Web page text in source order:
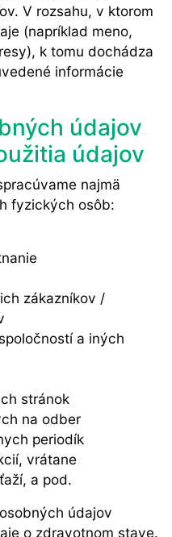
V rozsahu, v ktorom
(napríklad meno,
k tomu dochádza
informácie
údajov
údajov
najmä
fyzických osôb:
zákazníkov /
a iných
stránok
na odber
periodík
vrátane
a pod.
údajov
o zdravotnom stave.